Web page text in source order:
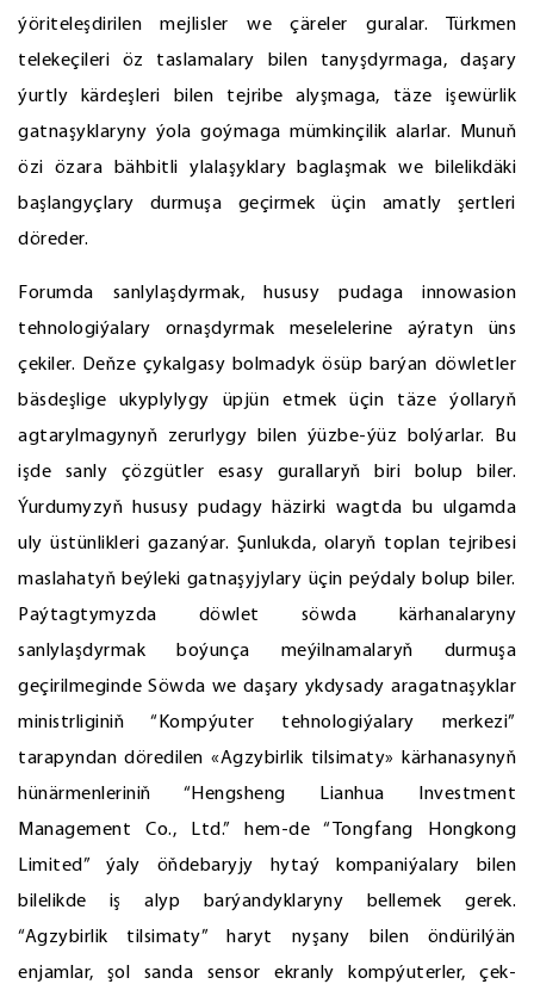
ýöriteleşdirilen mejlisler we çäreler guralar. Türkmen
telekeçileri öz taslamalary bilen tanyşdyrmaga, daşary
ýurtly kärdeşleri bilen tejribe alyşmaga, täze işewürlik
gatnaşyklaryny ýola goýmaga mümkinçilik alarlar. Munuň
özi özara bähbitli ylalaşyklary baglaşmak we bilelikdäki
başlangyçlary durmuşa geçirmek üçin amatly şertleri
döreder.
Forumda sanlylaşdyrmak, hususy pudaga innowasion
tehnologiýalary ornaşdyrmak meselelerine aýratyn üns
çekiler. Deňze çykalgasy bolmadyk ösüp barýan döwletler
bäsdeşlige ukyplylygy üpjün etmek üçin täze ýollaryň
agtarylmagynyň zerurlygy bilen ýüzbe-ýüz bolýarlar. Bu
işde sanly çözgütler esasy gurallaryň biri bolup biler.
Ýurdumyzyň hususy pudagy häzirki wagtda bu ulgamda
uly üstünlikleri gazanýar. Şunlukda, olaryň toplan tejribesi
maslahatyň beýleki gatnaşyjylary üçin peýdaly bolup biler.
Paýtagtymyzda döwlet söwda kärhanalaryny
sanlylaşdyrmak boýunça meýilnamalaryň durmuşa
geçirilmeginde Söwda we daşary ykdysady aragatnaşyklar
ministrliginiň “Kompýuter tehnologiýalary merkezi”
tarapyndan döredilen «Agzybirlik tilsimaty» kärhanasynyň
hünärmenleriniň “Hengsheng Lianhua Investment
Management Co., Ltd.” hem-de “Tongfang Hongkong
Limited” ýaly öňdebaryjy hytaý kompaniýalary bilen
bilelikde iş alyp barýandyklaryny bellemek gerek.
“Agzybirlik tilsimaty” haryt nyşany bilen öndürilýän
enjamlar, şol sanda sensor ekranly kompýuterler, çek-